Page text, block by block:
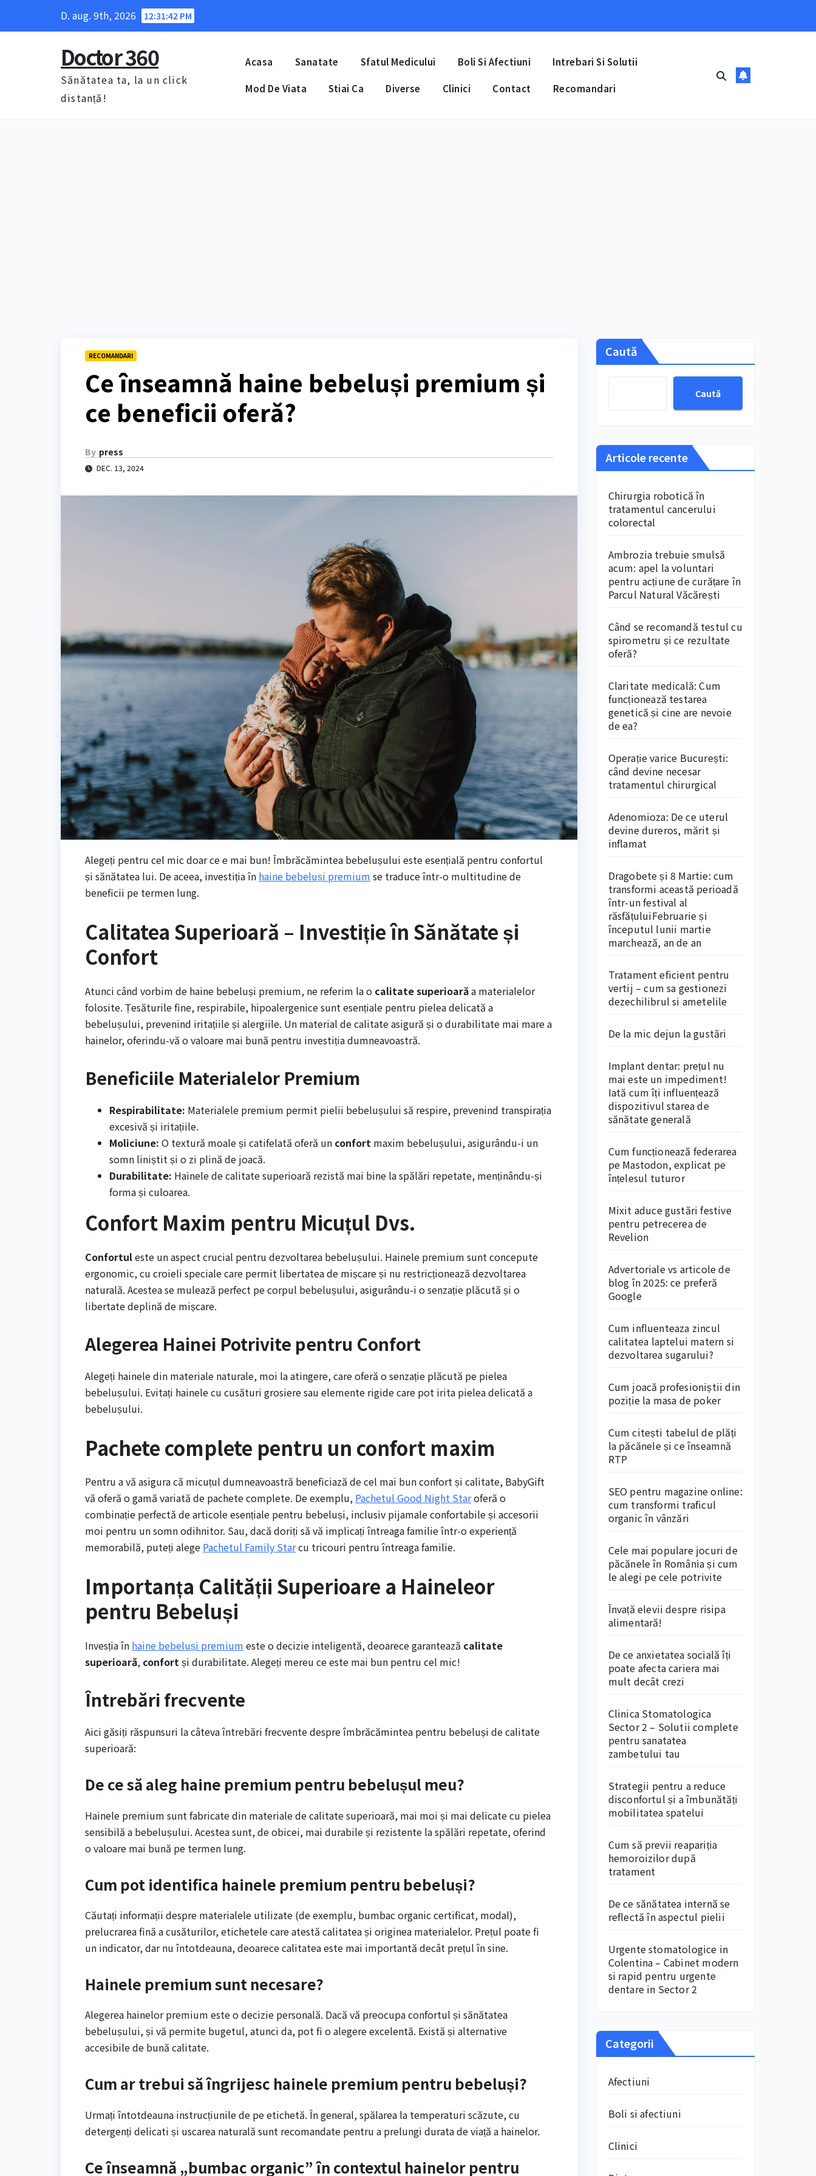
D. aug. 9th, 2026 12:31:43 PM
Doctor 360
Sănătatea ta, la un click
distanță!
Acasa Sanatate Sfatul Medicului Boli Si Afectiuni Intrebari Si Solutii
Mod De Viata Stiai Ca Diverse Clinici Contact Recomandari
RECOMANDARI
Ce înseamnă haine bebeluși premium și
ce beneficii oferă?
By press
DEC. 13, 2024
Alegeți pentru cel mic doar ce e mai bun! Îmbrăcămintea bebelușului este esențială pentru confortul
și sănătatea lui. De aceea, investiția în haine bebeluși premium se traduce într-o multitudine de
beneficii pe termen lung.
Calitatea Superioară – Investiție în Sănătate și
Confort
Atunci când vorbim de haine bebeluși premium, ne referim la o calitate superioarăa materialelor
folosite. Țesăturile fine, respirabile, hipoalergenice sunt esențiale pentru pielea delicată a
bebelușului, prevenind iritațiile și alergiile. Un material de calitate asigură și o durabilitate mai mare a
hainelor, oferindu-vă o valoare mai bună pentru investiția dumneavoastră.
Beneficiile Materialelor Premium
Respirabilitate: Materialele premium permit pielii bebelușului să respire, prevenind transpirația
excesivă și iritațiile.
Moliciune: O textură moale și catifelată oferă un confort maxim bebelușului, asigurându-i un
somn liniștit și o zi plină de joacă.
Durabilitate: Hainele de calitate superioară rezistă mai bine la spălări repetate, menținându-și
forma și culoarea.
Confort Maxim pentru Micuțul Dvs.
Confortuleste un aspect crucial pentru dezvoltarea bebelușului. Hainele premium sunt concepute
ergonomic, cu croieli speciale care permit libertatea de mișcare și nu restricționează dezvoltarea
naturală. Acestea se mulează perfect pe corpul bebelușului, asigurându-i o senzație plăcută și o
libertate deplină de mișcare.
Alegerea Hainei Potrivite pentru Confort
Alegeți hainele din materiale naturale, moi la atingere, care oferă o senzație plăcută pe pielea
bebelușului. Evitați hainele cu cusături grosiere sau elemente rigide care pot irita pielea delicată a
bebelușului.
Pachete complete pentru un confort maxim
Pentru a vă asigura că micuțul dumneavoastră beneficiază de cel mai bun confort și calitate, BabyGift
vă oferă o gamă variată de pachete complete. De exemplu, Pachetul Good Night Staroferă o
combinație perfectă de articole esențiale pentru bebeluși, inclusiv pijamale confortabile și accesorii
moi pentru un somn odihnitor. Sau, dacă doriți să vă implicați întreaga familie într-o experiență
memorabilă, puteți alege Pachetul Family Starcu tricouri pentru întreaga familie.
Importanța Calității Superioare a Haineleor
pentru Bebeluși
Invesția în haine bebeluși premium este o decizie inteligentă, deoarece garantează calitate
superioară, confort și durabilitate. Alegeți mereu ce este mai bun pentru cel mic!
Întrebări frecvente
Aici găsiți răspunsuri la câteva întrebări frecvente despre îmbrăcămintea pentru bebeluși de calitate
superioară:
De ce să aleg haine premium pentru bebelușul meu?
Hainele premium sunt fabricate din materiale de calitate superioară, mai moi și mai delicate cu pielea
sensibilă a bebelușului. Acestea sunt, de obicei, mai durabile și rezistente la spălări repetate, oferind
o valoare mai bună pe termen lung.
Cum pot identifica hainele premium pentru bebeluși?
Căutați informații despre materialele utilizate (de exemplu, bumbac organic certificat, modal),
prelucrarea fină a cusăturilor, etichetele care atestă calitatea și originea materialelor. Prețul poate fi
un indicator, dar nu întotdeauna, deoarece calitatea este mai importantă decât prețul în sine.
Hainele premium sunt necesare?
Alegerea hainelor premium este o decizie personală. Dacă vă preocupa confortul și sănătatea
bebelușului, și vă permite bugetul, atunci da, pot fi o alegere excelentă. Există și alternative
accesibile de bună calitate.
Cum ar trebui să îngrijesc hainele premium pentru bebeluși?
Urmați întotdeauna instrucțiunile de pe etichetă. În general, spălarea la temperaturi scăzute, cu
detergenți delicati și uscarea naturală sunt recomandate pentru a prelungi durata de viață a hainelor.
Ce înseamnă „bumbac organic” în contextul hainelor pentru
Caută
Caută
Articole recente
Chirurgia robotică în
tratamentul cancerului
colorectal
Ambrozia trebuie smulsă
acum: apel la voluntari
pentru acțiune de curățare în
Parcul Natural Văcărești
Când se recomandă testul cu
spirometru și ce rezultate
oferă?
Claritate medicală: Cum
funcționează testarea
genetică și cine are nevoie
de ea?
Operație varice București:
când devine necesar
tratamentul chirurgical
Adenomioza: De ce uterul
devine dureros, mărit și
inflamat
Dragobete și 8 Martie: cum
transformi această perioadă
într-un festival al
răsfățuluiFebruarie și
începutul lunii martie
marchează, an de an
Tratament eficient pentru
vertij – cum sa gestionezi
dezechilibrul si ametelile
De la mic dejun la gustări
Implant dentar: prețul nu
mai este un impediment!
Iată cum îți influențează
dispozitivul starea de
sănătate generală
Cum funcționează federarea
pe Mastodon, explicat pe
înțelesul tuturor
Mixit aduce gustări festive
pentru petrecerea de
Revelion
Advertoriale vs articole de
blog în 2025: ce preferă
Google
Cum influenteaza zincul
calitatea laptelui matern si
dezvoltarea sugarului?
Cum joacă profesioniștii din
poziție la masa de poker
Cum citești tabelul de plăți
la păcănele și ce înseamnă
RTP
SEO pentru magazine online:
cum transformi traficul
organic în vânzări
Cele mai populare jocuri de
păcănele în România și cum
le alegi pe cele potrivite
Învață elevii despre risipa
alimentară!
De ce anxietatea socială îți
poate afecta cariera mai
mult decât crezi
Clinica Stomatologica
Sector 2 – Solutii complete
pentru sanatatea
zambetului tau
Strategii pentru a reduce
disconfortul și a îmbunătăți
mobilitatea spatelui
Cum să previi reapariția
hemoroizilor după
tratament
De ce sănătatea internă se
reflectă în aspectul pielii
Urgente stomatologice in
Colentina – Cabinet modern
si rapid pentru urgente
dentare in Sector 2
Categorii
Afectiuni
Boli si afectiuni
Clinici